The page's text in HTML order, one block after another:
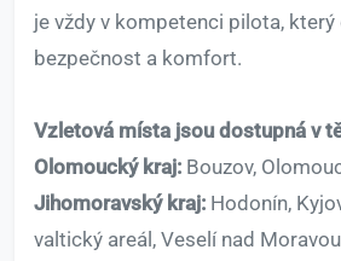
je vždy v kompetenci pilota,
bezpečnost a komfort.
Vzletová místa jsou dostupná v
Olomoucký kraj: Bouzov,
Jihomoravský kraj: Hodonín,
valtický areál, Veselí nad Moravou